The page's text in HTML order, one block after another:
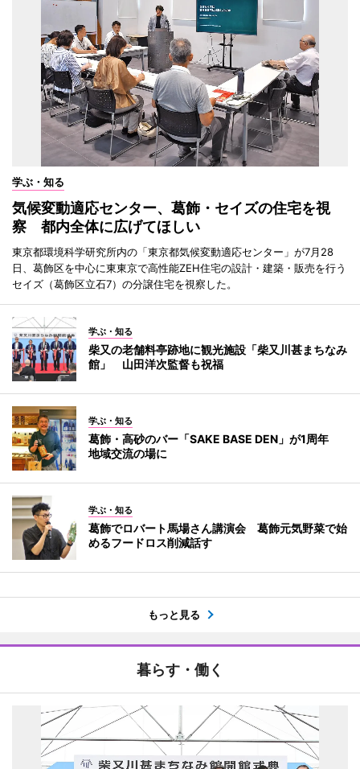
学ぶ・知る
気候変動適応センター、葛飾・セイズの住宅を視
察 都内全体に広げてほしい
東京都環境科学研究所内の「東京都気候変動適応センター」が7月28
日、葛飾区を中心に東東京で高性能ZEH住宅の設計・建築・販売を行う
セイズ（葛飾区立石7）の分譲住宅を視察した。
学ぶ・知る
柴又の老舗料亭跡地に観光施設「柴又川甚まちなみ
館」 山田洋次監督も祝福
学ぶ・知る
葛飾・高砂のバー「SAKE BASE DEN」が1周年
地域交流の場に
学ぶ・知る
葛飾でロバート馬場さん講演会 葛飾元気野菜で始
めるフードロス削減話す
もっと見る
暮らす・働く